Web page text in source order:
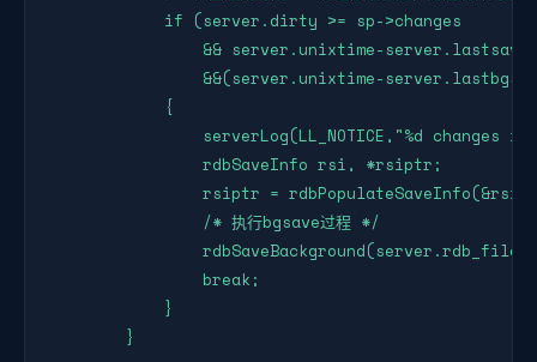
if (server.dirty >= sp->changes
&& server.unixtime-server.lastsave >
&&(server.unixtime-server.lastbgsave_try >
{
serverLog(LL_NOTICE,"%d changes in %d
rdbSaveInfo rsi, *rsiptr;
rsiptr = rdbPopulateSaveInfo(&rsi);
/* 执行bgsave过程 */
break;
}
}